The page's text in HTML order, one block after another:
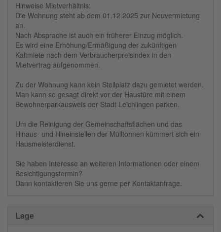
Hinweise Mietverhältnis:
Die Wohnung steht ab dem 01.12.2025 zur Neuvermietung
an.
Nach Absprache ist auch ein früherer Einzug möglich.
Es wird eine Erhöhung/Ermäßigung der zukünftigen
Kaltmiete nach dem Verbraucherpreisindex in den
Mietvertrag aufgenommen.
Zu der Wohnung kann kein Stellplatz dazu gemietet werden.
Man kann so gesagt direkt vor der Haustüre mit einem
Bewohnerparkausweis der Stadt Leichlingen parken.
Um die Reinigung der Gemeinschaftsflächen und das
Hinaus- und Hineinstellen der Mülltonnen kümmert sich ein
Hausmeisterdienst.
Sie haben Interesse an weiteren Informationen oder einem
Besichtigungstermin?
Dann kontaktieren Sie uns gerne per Kontaktanfrage.
Lage